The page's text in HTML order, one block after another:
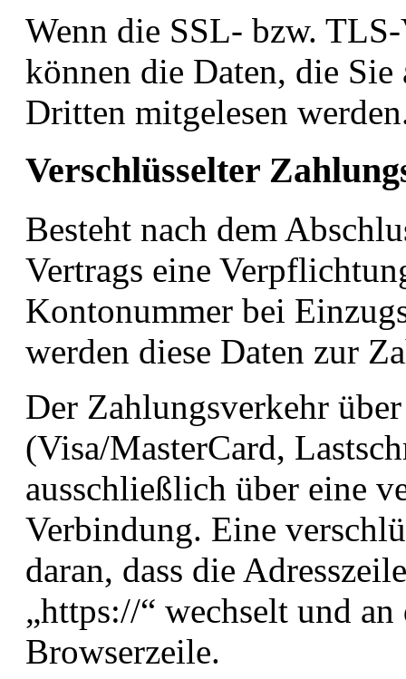
Wenn die SSL- bzw.
können die Daten, die
Dritten mitgelesen
Verschlüsselter
Besteht nach dem
Vertrags eine
Kontonummer bei
werden diese Daten zur
Der Zahlungsverkehr
(Visa/MasterCard,
ausschließlich über eine
Verbindung. Eine
daran, dass die
„https://“ wechselt und
Browserzeile.